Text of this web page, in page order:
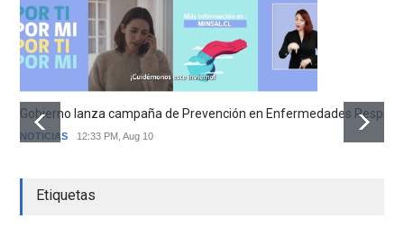
Gobierno lanza campaña de Prevención en Enfermedades
NOTICIAS 12:33 PM, Aug 10
Etiquetas